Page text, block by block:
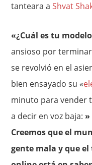
tanteara aShvat
«¿Cuál es tu
ansioso por
se revolvió en el
bien ensayado su «
minuto para vender
a decir en voz baja:
Creemos que el
gente mala y que